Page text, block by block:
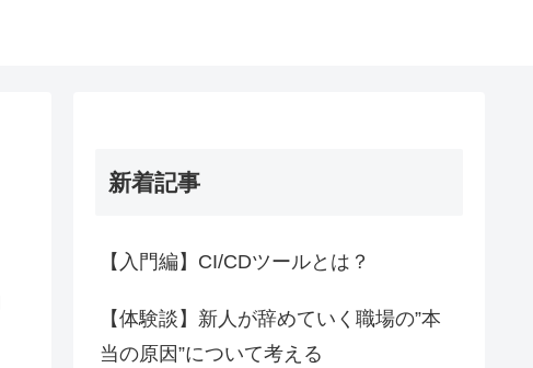
新着記事
【入門編】CI/CDツールとは？
【体験談】新人が辞めていく職場の”本
当の原因”について考える